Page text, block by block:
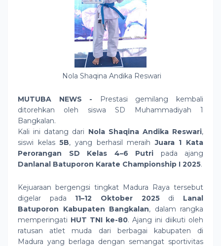
Nola Shaqina Andika Reswari
MUTUBA NEWS -
Prestasi gemilang kembali
ditorehkan oleh siswa SD Muhammadiyah 1
Bangkalan.
Kali ini datang dari Nola Shaqina Andika Reswari,
siswi kelas5B, yang berhasil meraihJuara 1 Kata
Perorangan SD Kelas 4–6 Putri pada ajang
Danlanal Batuporon Karate Championship I 2025.
Kejuaraan bergengsi tingkat Madura Raya tersebut
digelar pada 11–12 Oktober 2025di Lanal
Batuporon Kabupaten Bangkalan, dalam rangka
memperingati HUT TNI ke-80. Ajang ini diikuti oleh
ratusan atlet muda dari berbagai kabupaten di
Madura yang berlaga dengan semangat sportivitas